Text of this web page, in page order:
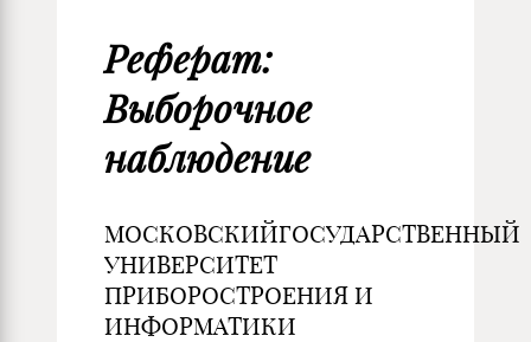
Реферат:
Выборочное
наблюдение
МОСКОВСКИЙГОСУДАРСТВЕННЫЙ
УНИВЕРСИТЕТ
ПРИБОРОСТРОЕНИЯ И
ИНФОРМАТИКИ